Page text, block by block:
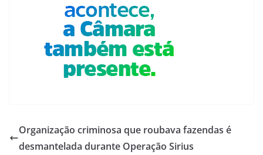
Organização criminosa que roubava fazendas é
desmantelada durante Operação Sirius